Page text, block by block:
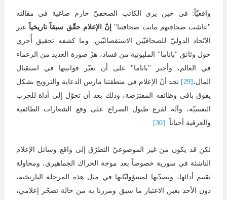
واقعيّاً: في حين يرى الكاتب الصحفيّ حازم صاغية في مقالته
"عاشت صحافتهم ماتت صحافتنا"
إنّ الإعلام حقّق سبقاً تاريخياً عبر
الاتّحاد الدوليّ للصحافيّين الاستقصائيّين. وما كشفه تحقيق أُجري
حول وثائق "باناما" المليونية من فساد، هزّ صورة العديد من الزعماء
في العالم، وأجبر "باناما" على أن تغيّر قوانينها في استقبال
المال، [29] نجد أنّ الإعلام في منطقتنا مارس الدعاية والترويج بشكل
يفوق باقي وظائفه المفترَضة، وذلك بعد أن تحوّل إلى أداة للحرب
النفسيّة، وآلة لقرع طبول الصراع على وقع الشعارات الطائفية
والعرقية أحياناً. [30]
لكن قد يكون من غير الموضوعيّ التطرّق إلى واقع وسائل الإعلام
الناشئة في سورية خصوصاً بعد موجة الحراك الجماهيري، ومحاولة
تقييم أدائها، وتصدّيها لمسؤوليّاتها في مثل هذه المرحلة التاريخية،
دون الأخذ بعين الاعتبار ما سبق ومررنا به من حالة تصحّر إعلامي،